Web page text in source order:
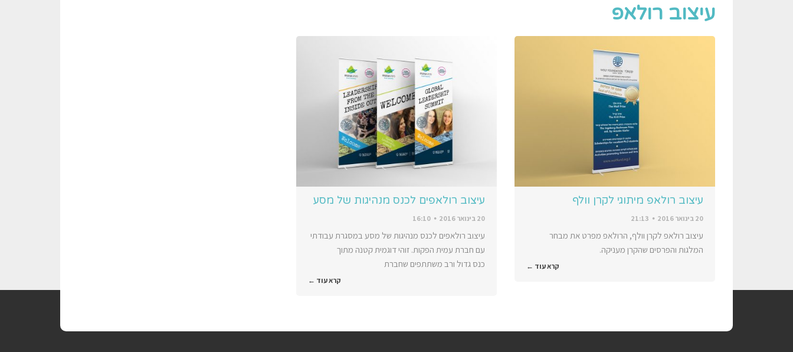
עיצוב רולאפ
עיצוב רולאפ מיתוגי לקרן וולף
20 בינואר 2016 21:13
עיצוב רולאפ לקרן וולף, הרולאפ מפרט את מבחר
המלגות והפרסים שהקרן מעניקה.
קרא עוד ←
עיצוב רולאפים לכנס מנהיגות של מסע
20 בינואר 2016 16:10
עיצוב רולאפים לכנס מנהיגות של מסע במסגרת עבודתי
עם חברת עמית הפקות. זוהי דוגמית קטנה מתוך
כנס גדול ורב משתתפים שחברת
קרא עוד ←